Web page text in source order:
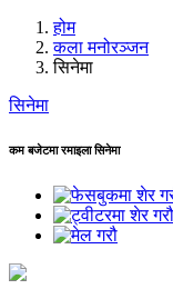
होम
कला मनोरञ्जन
सिनेमा
सिनेमा
कम बजेटमा रमाइला सिनेमा